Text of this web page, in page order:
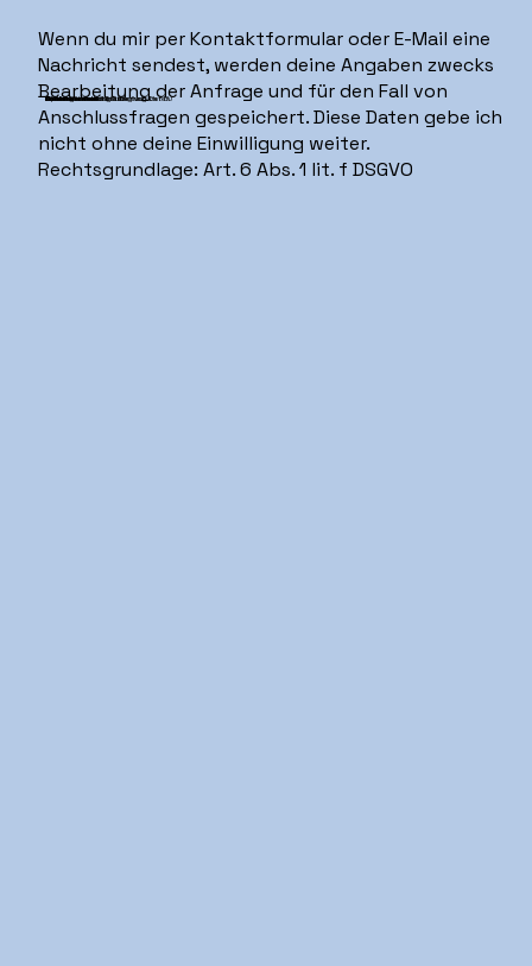
Wenn du mir per Kontaktformular oder E-Mail eine
Nachricht sendest, werden deine Angaben zwecks
Bearbeitung der Anfrage und für den Fall von
Anschlussfragen gespeichert. Diese Daten gebe ich
nicht ohne deine Einwilligung weiter.
Rechtsgrundlage: Art. 6 Abs. 1 lit. f DSGVO
Kontaktformular
Speicherdauer
Weitergabe von Daten
Datenverarbeitung außerhalb der EU
Widerrufsrecht
Beschwerderecht
Pflicht zur Bereitstellung von Daten
Automatisierte Verarbeitung
Cookies